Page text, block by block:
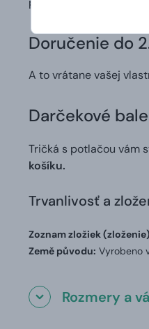
Doručenie do
A to vrátane vašej
Darčekové
Tričká s potlačou vám
košíku.
Trvanlivosť a
Zoznam zložiek
Země původu: Vyrobeno
Rozmery a